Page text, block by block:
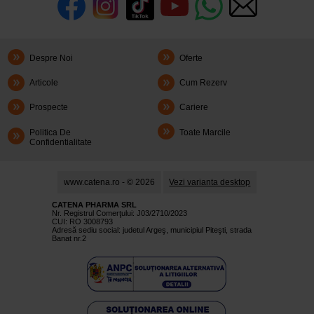
Despre Noi Oferte
Articole Cum Rezerv
Prospecte Cariere
Politica De
Confidentialitate
Toate Marcile
www.catena.ro - © 2026 Vezi varianta desktop
CATENA PHARMA SRL
Nr. Registrul Comerţului: J03/2710/2023
CUI: RO 3008793
Adresă sediu social: judetul Argeş, municipiul Piteşti, strada
Banat nr.2